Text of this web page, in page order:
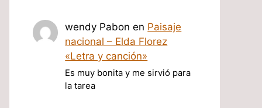
wendy Pabon en Paisaje
nacional – Elda Florez
«Letra y canción»
Es muy bonita y me sirvió para
la tarea